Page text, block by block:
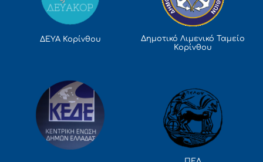
ΔΕΥΑ Κορίνθου
Δημοτικό Λιμενικό Ταμείο
Κορίνθου